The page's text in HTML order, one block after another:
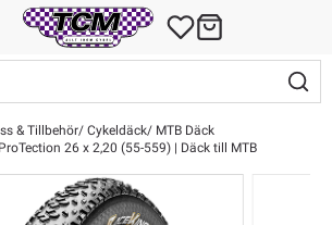
& Tillbehör Cykeldäck
MTB Däck
26 x 2,20 (55-559) | Däck till MTB